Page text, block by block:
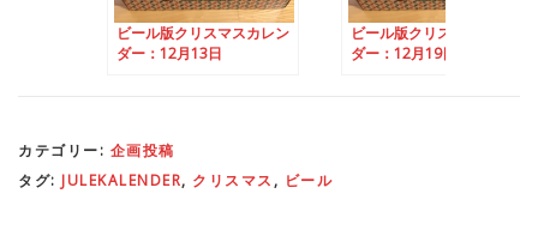
ビール版クリスマスカレン
ダー：12月19日
ビール版クリスマス
ダー：12月12日
カテゴリー: 企画投稿
タグ: JULEKALENDER, クリスマス , ビール